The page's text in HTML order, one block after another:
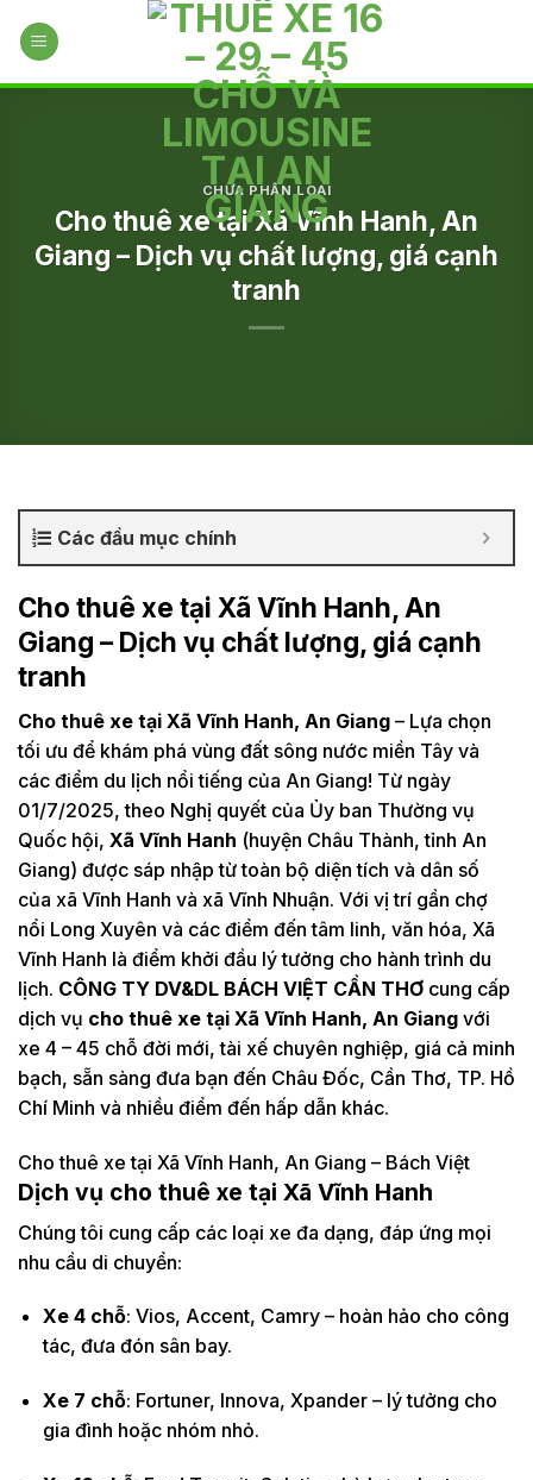
CHƯA PHÂN LOẠI
Cho thuê xe tại Xã Vĩnh Hanh, An
Giang – Dịch vụ chất lượng, giá cạnh
tranh
Các đầu mục chính
Cho thuê xe tại Xã Vĩnh Hanh, An
Giang – Dịch vụ chất lượng, giá cạnh
tranh
Cho thuê xe tại Xã Vĩnh Hanh, An Giang – Lựa chọn
tối ưu để khám phá vùng đất sông nước miền Tây và
các điểm du lịch nổi tiếng của An Giang! Từ ngày
01/7/2025, theo Nghị quyết của Ủy ban Thường vụ
Quốc hội, Xã Vĩnh Hanh (huyện Châu Thành, tỉnh An
Giang) được sáp nhập từ toàn bộ diện tích và dân số
của xã Vĩnh Hanh và xã Vĩnh Nhuận. Với vị trí gần chợ
nổi Long Xuyên và các điểm đến tâm linh, văn hóa, Xã
Vĩnh Hanh là điểm khởi đầu lý tưởng cho hành trình du
lịch. CÔNG TY DV&DL BÁCH VIỆT CẦN THƠ cung cấp
dịch vụ cho thuê xe tại Xã Vĩnh Hanh, An Giang với
xe 4 – 45 chỗ đời mới, tài xế chuyên nghiệp, giá cả minh
bạch, sẵn sàng đưa bạn đến Châu Đốc, Cần Thơ, TP. Hồ
Chí Minh và nhiều điểm đến hấp dẫn khác.
Cho thuê xe tại Xã Vĩnh Hanh, An Giang – Bách Việt
Dịch vụ cho thuê xe tại Xã Vĩnh Hanh
Chúng tôi cung cấp các loại xe đa dạng, đáp ứng mọi
nhu cầu di chuyển:
Xe 4 chỗ: Vios, Accent, Camry – hoàn hảo cho công
tác, đưa đón sân bay.
Xe 7 chỗ: Fortuner, Innova, Xpander – lý tưởng cho
gia đình hoặc nhóm nhỏ.